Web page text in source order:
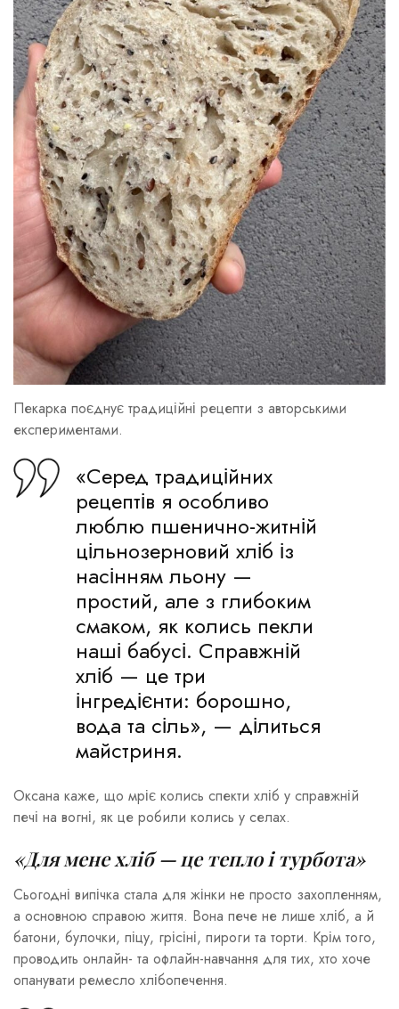
Пекарка поєднує традиційні рецепти з авторськими
експериментами.
«Серед традиційних
рецептів я особливо
люблю пшенично-житній
цільнозерновий хліб із
насінням льону —
простий, але з глибоким
смаком, як колись пекли
наші бабусі. Справжній
хліб — це три
інгредієнти: борошно,
вода та сіль», — ділиться
майстриня.
Оксана каже, що мріє колись спекти хліб у справжній
печі на вогні, як це робили колись у селах.
«Для мене хліб — це тепло і турбота»
Сьогодні випічка стала для жінки не просто захопленням,
а основною справою життя. Вона пече не лише хліб, а й
батони, булочки, піцу, грісіні, пироги та торти. Крім того,
проводить онлайн- та офлайн-навчання для тих, хто хоче
опанувати ремесло хлібопечення.